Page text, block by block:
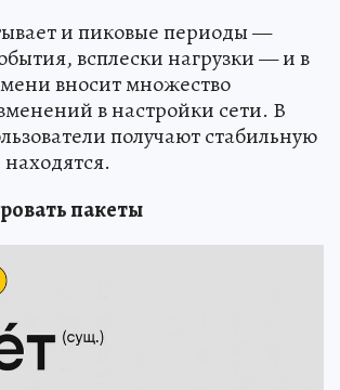
и пиковые периоды —
всплески нагрузки — и в
вносит множество
в настройки сети. В
получают стабильную
находятся.
пакеты